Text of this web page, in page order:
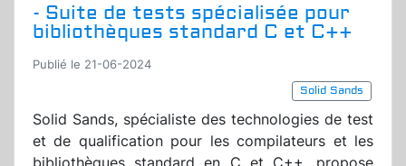
- Suite de tests spécialisée pour
bibliothèques standard C et C++
Publié le 21-06-2024
Solid Sands
Solid Sands, spécialiste des technologies de test
et de qualification pour les compilateurs et les